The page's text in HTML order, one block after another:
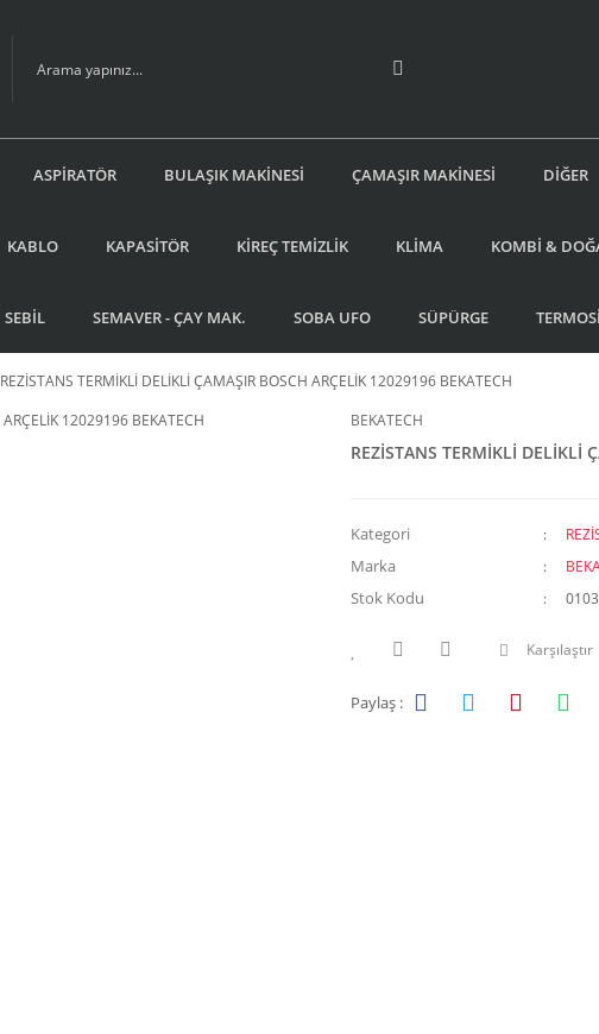
ASPİRATÖR BULAŞIK MAKİNESİ ÇAMAŞIR MAKİNESİ DİĞER
KABLO KAPASİTÖR KİREÇ TEMİZLİK KLİMA KOMBİ &
SEBİL SEMAVER - ÇAY MAK. SOBA UFO SÜPÜRGE
REZİSTANS TERMİKLİ DELİKLİ ÇAMAŞIR BOSCH ARÇELİK 12029196 BEKATECH
BEKATECH
REZİSTANS TERMİKLİ DELİKLİ
Kategori
Marka
Stok Kodu 0103
Karşılaştır
Paylaş :